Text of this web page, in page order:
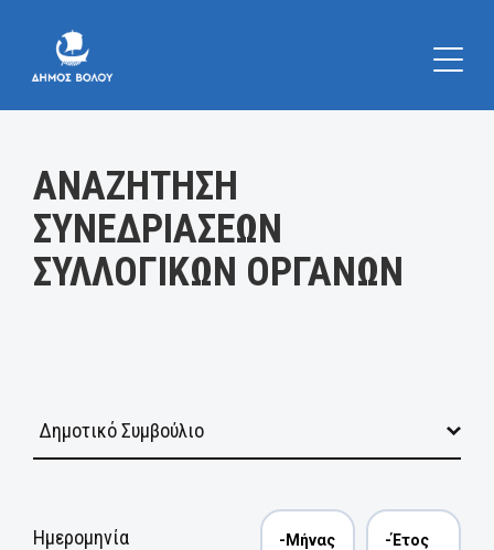
ΑΝΑΖΗΤΗΣΗ
ΣΥΝΕΔΡΙΑΣΕΩΝ
ΣΥΛΛΟΓΙΚΩΝ ΟΡΓΑΝΩΝ
Ημερομηνία